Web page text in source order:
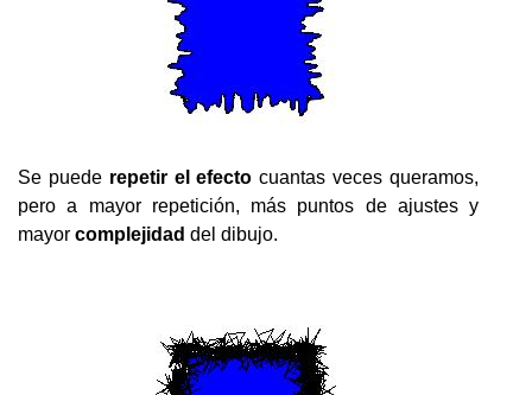
Se puede repetir el efecto cuantas veces queramos,
pero a mayor repetición, más puntos de ajustes y
mayor complejidad del dibujo.